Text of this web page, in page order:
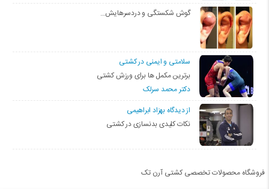
گوش شکستگی و دردسرهایش…
سلامتی و ایمنی در کشتی
برترین مکمل ها برای ورزش کشتی
دکتر محمد سرلک
از دیدگاه بهزاد ابراهیمی
نکات کلیدی بدنسازی در کشتی
فروشگاه محصولات تخصصی کشتی آرن تک